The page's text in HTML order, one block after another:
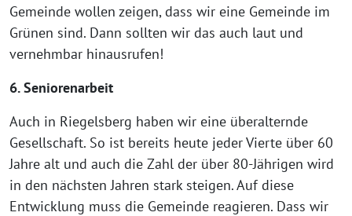
Gemeinde wollen zeigen, dass wir eine Gemeinde im
Grünen sind. Dann sollten wir das auch laut und
vernehmbar hinausrufen!
6. Seniorenarbeit
Auch in Riegelsberg haben wir eine überalternde
Gesellschaft. So ist bereits heute jeder Vierte über 60
Jahre alt und auch die Zahl der über 80-Jährigen wird
in den nächsten Jahren stark steigen. Auf diese
Entwicklung muss die Gemeinde reagieren. Dass wir